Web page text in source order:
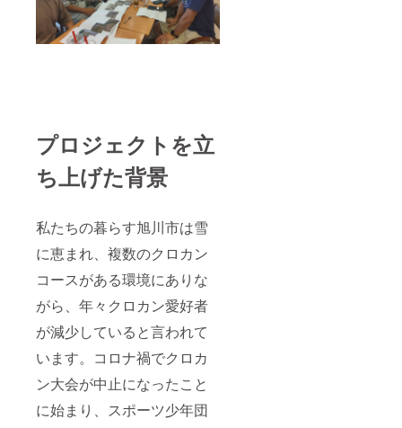
プロジェクトを立
ち上げた背景
私たちの暮らす旭川市は雪
に恵まれ、複数のクロカン
コースがある環境にありな
がら、年々クロカン愛好者
が減少していると言われて
います。コロナ禍でクロカ
ン大会が中止になったこと
に始まり、スポーツ少年団